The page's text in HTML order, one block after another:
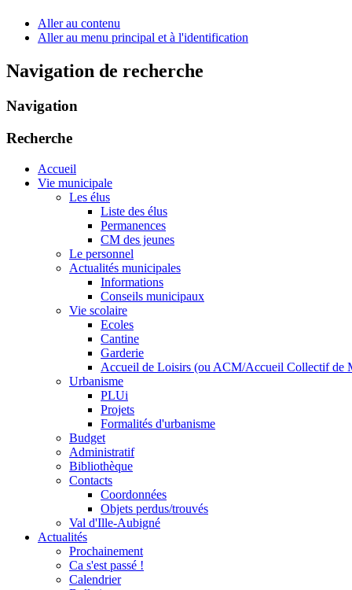
Aller au contenu
Aller au menu principal et à l'identification
Navigation de recherche
Navigation
Recherche
Accueil
Vie municipale
Les élus
Liste des élus
Permanences
CM des jeunes
Le personnel
Actualités municipales
Informations
Conseils municipaux
Vie scolaire
Ecoles
Cantine
Garderie
Accueil de Loisirs (ou ACM/Accueil Collectif de
Urbanisme
PLUi
Projets
Formalités d'urbanisme
Budget
Administratif
Bibliothèque
Contacts
Coordonnées
Objets perdus/trouvés
Val d'Ille-Aubigné
Actualités
Prochainement
Ca s'est passé !
Calendrier